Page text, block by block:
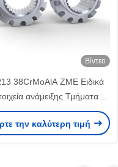
Βίντεο
38CrMoAlA ZME Ειδικά
ανάμειξης Τμήματα
βίδες για την βιομηχανία
πλαστικών
την καλύτερη τιμή